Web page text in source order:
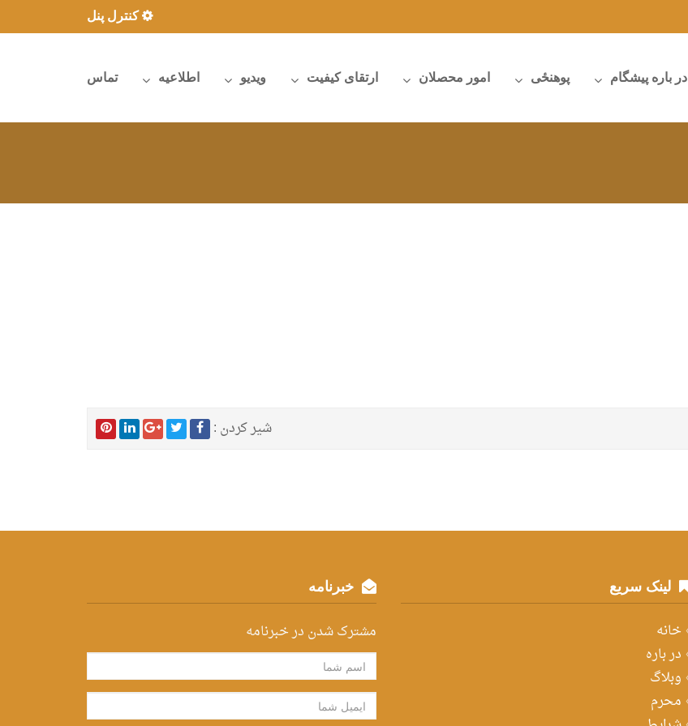
کنترل پنل
در باره پیشگام پوهنځی امور محصلان ارتقای کیفیت ویدیو اطلاعیه تماس
شیر کردن :
لینک سریع
خانه
در باره
وبلاگ
محرم
خبرنامه
مشترک شدن در خبرنامه